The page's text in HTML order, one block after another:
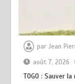
parJean
août 7, 2026
TOGO : Sauver